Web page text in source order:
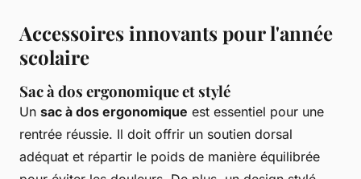
Accessoires innovants pour l'année
scolaire
Sac à dos ergonomique et stylé
Un sac à dos ergonomique est essentiel pour une
rentrée réussie. Il doit offrir un soutien dorsal
adéquat et répartir le poids de manière équilibrée